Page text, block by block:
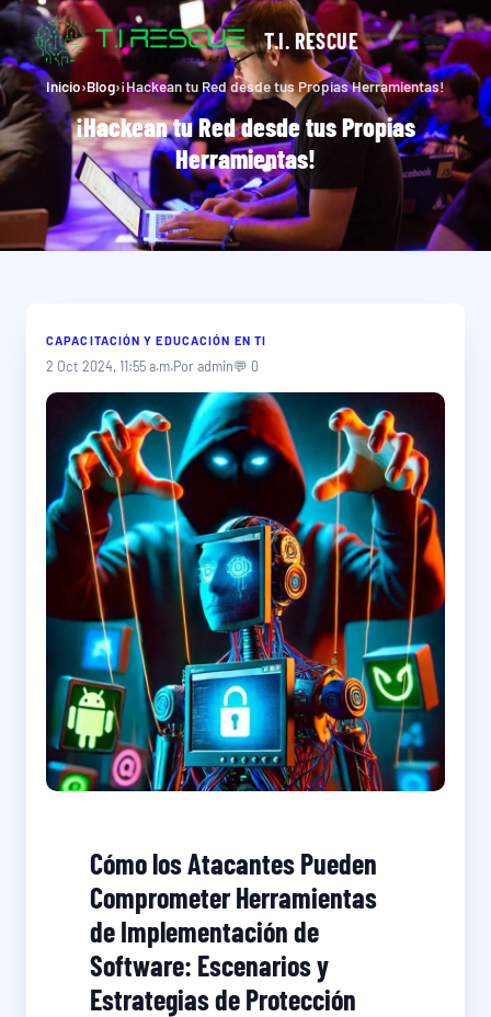
T.I. RESCUE
Inicio›Blog›¡Hackean tu Red desde tus Propias Herramientas!
¡Hackean tu Red desde tus Propias
Herramientas!
CAPACITACIÓN Y EDUCACIÓN EN TI
2 Oct 2024, 11:55 a.m.Por admin💬 0
Cómo los Atacantes Pueden
Comprometer Herramientas
de Implementación de
Software: Escenarios y
Estrategias de Protección